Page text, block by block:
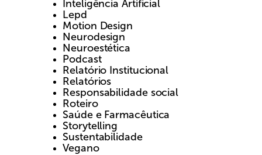
Inteligência Artificial
Lepd
Motion Design
Neurodesign
Neuroestética
Podcast
Relatório Institucional
Relatórios
Responsabilidade social
Roteiro
Saúde e Farmacêutica
Storytelling
Sustentabilidade
Vegano